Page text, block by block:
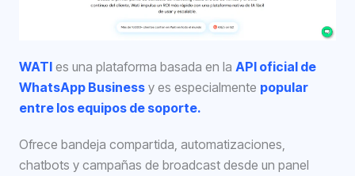
WATI es una plataforma basada en la API oficial de
WhatsApp Business y es especialmente popular
entre los equipos de soporte.
Ofrece bandeja compartida, automatizaciones,
chatbots y campañas de broadcast desde un panel